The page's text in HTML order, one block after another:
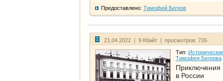
Предоставлено: Тимофей Бегров
21.04.2022 | 9 Кбайт | просмотров: 726
Тип:
Тимофея Бегрова
Приключения
в России